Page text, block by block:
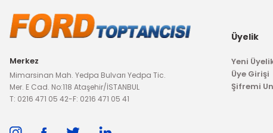
236,74 TL
Merkez
Mimarsinan Mah. Yedpa Bulvarı Yedpa Tic.
Mer. E Cad. No:118 Ataşehir/İSTANBUL
T: 0216 471 05 42-F: 0216 471 05 41
Üyelik
Yeni
Üye Girişi
Şifremi